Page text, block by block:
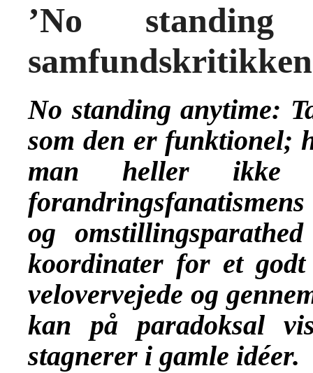
’No
No standing anytime:
som den er funktionel;
man heller ikke
og
koordinater for et
velovervejede og
kan på paradoksal
stagnerer i gamle idéer.